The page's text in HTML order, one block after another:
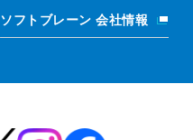
ソフトブレーン 会社情報